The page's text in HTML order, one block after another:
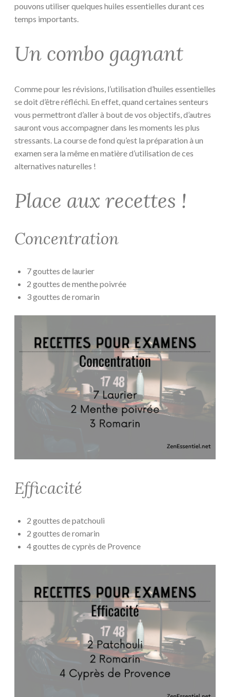
pouvons utiliser quelques huiles essentielles durant ces
temps importants.
Un combo gagnant
Comme pour les révisions, l’utilisation d’huiles essentielles
se doit d’être réfléchi. En effet, quand certaines senteurs
vous permettront d’aller à bout de vos objectifs, d’autres
sauront vous accompagner dans les moments les plus
stressants. La course de fond qu’est la préparation à un
examen sera la même en matière d’utilisation de ces
alternatives naturelles !
Place aux recettes !
Concentration
7 gouttes de laurier
2 gouttes de menthe poivrée
3 gouttes de romarin
Efficacité
2 gouttes de patchouli
2 gouttes de romarin
4 gouttes de cyprès de Provence